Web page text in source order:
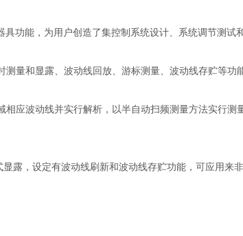
功能，为用户创造了集控制系统设计、系统调节测
量和显露、波动线回放、游标测量、波动线存贮等功能
应波动线并实行解析，以半自动扫频测量方法实行
露，设定有波动线刷新和波动线存贮功能，可应用来